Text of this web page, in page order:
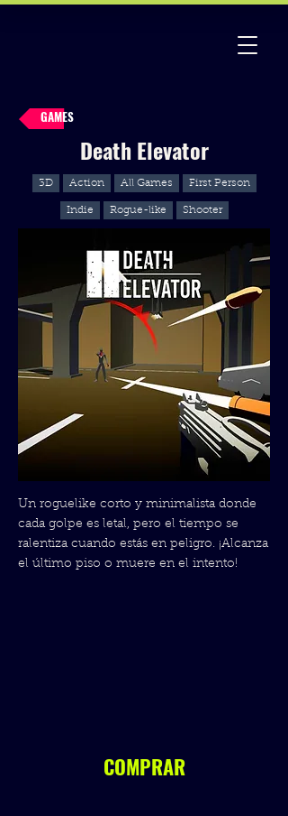
GAMES
Death Elevator
3D Action All Games First Person
Indie Rogue-like Shooter
Un roguelike corto y minimalista donde
cada golpe es letal, pero el tiempo se
ralentiza cuando estás en peligro. ¡Alcanza
el último piso o muere en el intento!
COMPRAR